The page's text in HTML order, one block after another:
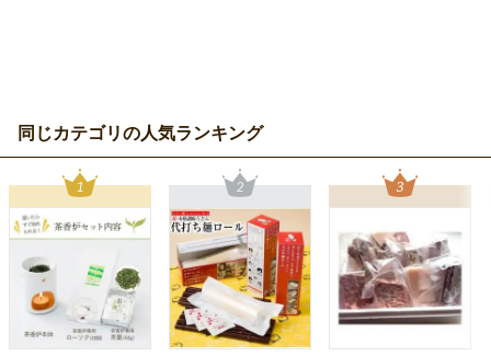
同じカテゴリの人気ランキング